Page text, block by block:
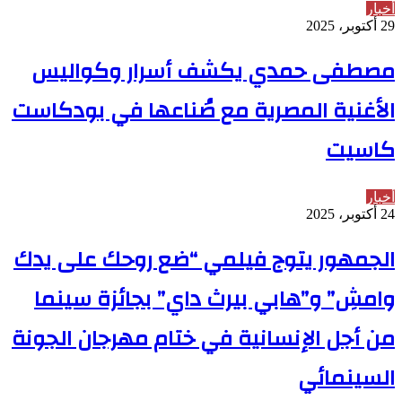
أخبار
29 أكتوبر، 2025
مصطفى حمدي يكشف أسرار وكواليس
الأغنية المصرية مع صُناعها في بودكاست
كاسيت
أخبار
24 أكتوبر، 2025
الجمهور يتوج فيلمي “ضع روحك على يدك
وامشِ” و”هابي بيرث داي” بجائزة سينما
من أجل الإنسانية في ختام مهرجان الجونة
السينمائي